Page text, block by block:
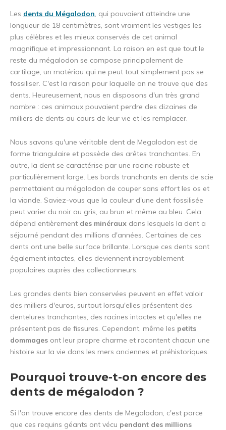
Les dents du Mégalodon, qui pouvaient atteindre une
longueur de 18 centimètres, sont vraiment les vestiges les
plus célèbres et les mieux conservés de cet animal
magnifique et impressionnant. La raison en est que tout le
reste du mégalodon se compose principalement de
cartilage, un matériau qui ne peut tout simplement pas se
fossiliser. C'est la raison pour laquelle on ne trouve que des
dents. Heureusement, nous en disposons d'un très grand
nombre : ces animaux pouvaient perdre des dizaines de
milliers de dents au cours de leur vie et les remplacer.
Nous savons qu'une véritable dent de Megalodon est de
forme triangulaire et possède des arêtes tranchantes. En
outre, la dent se caractérise par une racine robuste et
particulièrement large. Les bords tranchants en dents de scie
permettaient au mégalodon de couper sans effort les os et
la viande. Saviez-vous que la couleur d'une dent fossilisée
peut varier du noir au gris, au brun et même au bleu. Cela
dépend entièrement des minéraux dans lesquels la dent a
séjourné pendant des millions d'années. Certaines de ces
dents ont une belle surface brillante. Lorsque ces dents sont
également intactes, elles deviennent incroyablement
populaires auprès des collectionneurs.
Les grandes dents bien conservées peuvent en effet valoir
des milliers d'euros, surtout lorsqu'elles présentent des
dentelures tranchantes, des racines intactes et qu'elles ne
présentent pas de fissures. Cependant, même les petits
dommages ont leur propre charme et racontent chacun une
histoire sur la vie dans les mers anciennes et préhistoriques.
Pourquoi trouve-t-on encore des
dents de mégalodon ?
Si l'on trouve encore des dents de Megalodon, c'est parce
que ces requins géants ont vécu pendant des millions